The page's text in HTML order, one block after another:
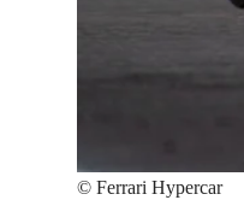
© Ferrari Hypercar